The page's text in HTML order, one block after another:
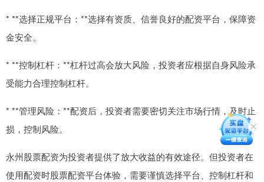
* **选择正规平台：**选择有资质、信誉良好的配资平台，保障资
金安全。
* **控制杠杆：**杠杆过高会放大风险，投资者应根据自身风险承
受能力合理控制杠杆。
* **管理风险：**配资后，投资者需要密切关注市场行情，及时止
损，控制风险。
永州股票配资为投资者提供了放大收益的有效途径。但投资者在
使用配资时股票配资平台体验，需要谨慎选择平台、控制杠杆和